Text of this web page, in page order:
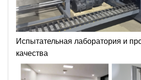
Испытательная лаборатория и
качества